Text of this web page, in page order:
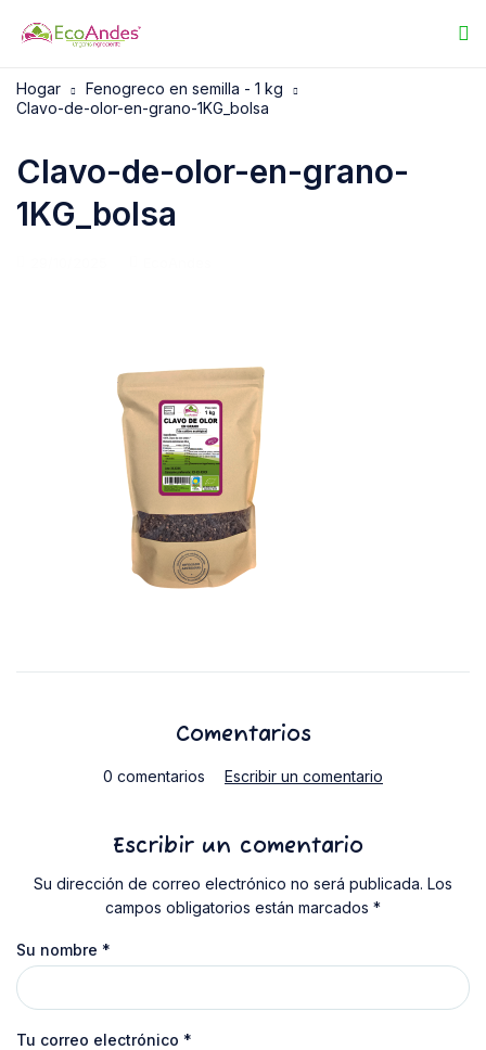
Hogar
Fenogreco en semilla - 1 kg
Clavo-de-olor-en-grano-1KG_bolsa
Clavo-de-olor-en-grano-
1KG_bolsa
Comentarios
0 comentarios Escribir un comentario
Escribir un comentario
Su dirección de correo electrónico no será publicada. Los
campos obligatorios están marcados *
Su nombre *
Tu correo electrónico *